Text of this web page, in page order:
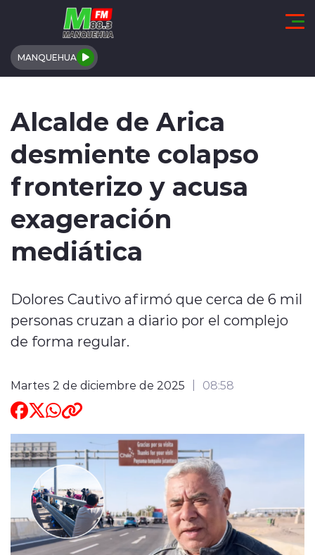
Click acá para ir directamente al contenido
MANQUEHUA
REGIONALES
TENDENCIAS
INTERNACIONAL
ENTREVISTAS
modo claro
Alcalde de Arica
desmiente colapso
fronterizo y acusa
exageración
mediática
Dolores Cautivo afirmó que cerca de 6 mil
personas cruzan a diario por el complejo
de forma regular.
Martes 2 de diciembre de 2025 08:58